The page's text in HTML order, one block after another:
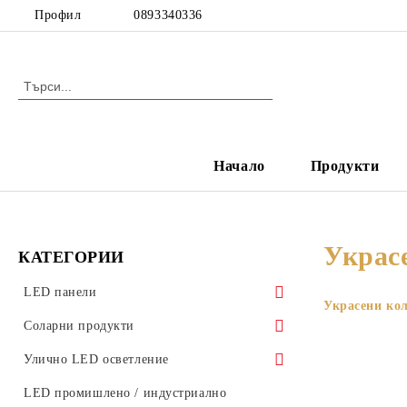
Профил 0893340336
Начало Продукти
КАТЕГОРИИ
LED панели
LED панели за растерен таван
Ултратънки LED панели
Стъклени LED панели
Соларни продукти
Соларни градински лампи
Улично LED осветление
Аксесоари за улично осветление
LED промишлено / индустриално
Украсени